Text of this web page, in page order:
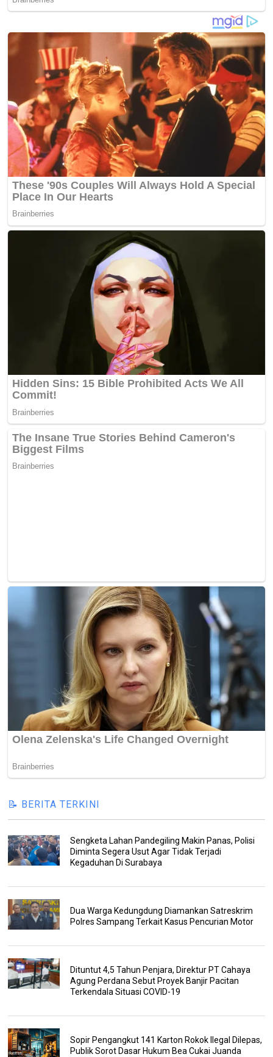
📝 BERITA TERKINI
Sengketa Lahan Pandegiling Makin Panas, Polisi
Diminta Segera Usut Agar Tidak Terjadi
Kegaduhan Di Surabaya
Dua Warga Kedungdung Diamankan Satreskrim
Polres Sampang Terkait Kasus Pencurian Motor
Dituntut 4,5 Tahun Penjara, Direktur PT Cahaya
Agung Perdana Sebut Proyek Banjir Pacitan
Terkendala Situasi COVID-19
Sopir Pengangkut 141 Karton Rokok Ilegal Dilepas,
Publik Sorot Dasar Hukum Bea Cukai Juanda